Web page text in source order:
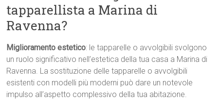
tapparellista a Marina di
Ravenna?
Miglioramento estetico: le tapparelle o avvolgibili svolgono
un ruolo significativo nell’estetica della tua casa a Marina di
Ravenna. La sostituzione delle tapparelle o avvolgibili
esistenti con modelli più moderni può dare un notevole
impulso all’aspetto complessivo della tua abitazione.